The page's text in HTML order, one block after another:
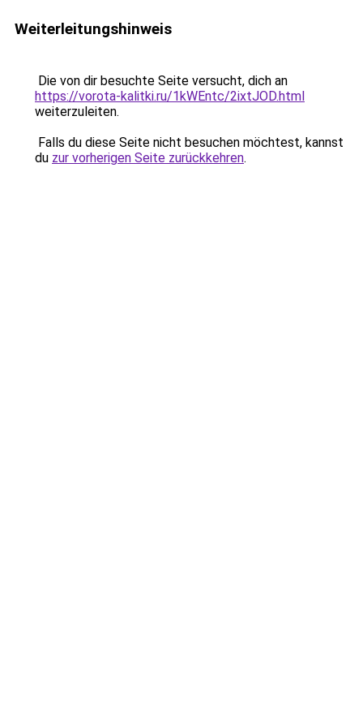
Weiterleitungshinweis
Die von dir besuchte Seite versucht, dich an
https://vorota-kalitki.ru/1kWEntc/2ixtJOD.html
weiterzuleiten.
Falls du diese Seite nicht besuchen möchtest, kannst
du zur vorherigen Seite zurückkehren.